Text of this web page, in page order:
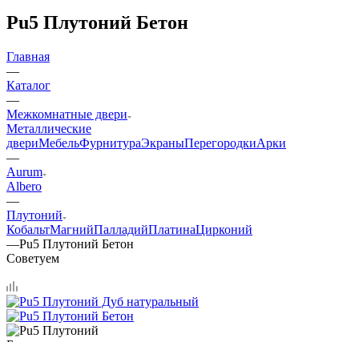
Pu5 Плутоний Бетон
Главная
—
Каталог
—
Межкомнатные двери
Металлические
двериМебельФурнитураЭкраныПерегородкиАрки
—
Aurum
Albero
—
Плутоний
КобальтМагнийПалладийПлатинаЦирконий
—Pu5 Плутоний Бетон
Советуем